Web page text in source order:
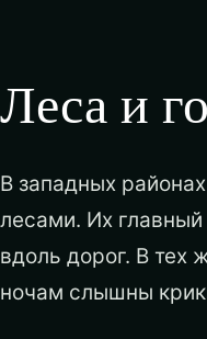
Леса и
В западных
лесами. Их
вдоль дорог. В тех
ночам слышны